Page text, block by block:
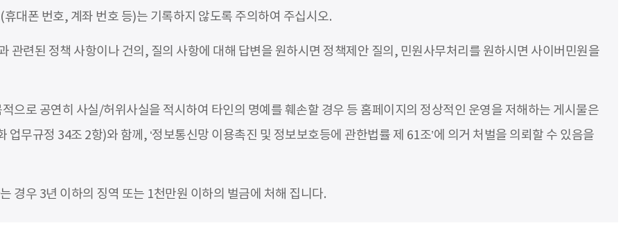
대폰 번호, 계좌 번호 등)는 기록하지 않도록 주의하여 주십시오.
관련된 정책 사항이나 건의, 질의 사항에 대해 답변을 원하시면 정책제안 질의, 민원사무처리를 원하시면 사이버민원을
으로 공연히 사실/허위사실을 적시하여 타인의 명예를 훼손할 경우 등 홈페이지의 정상적인 운영을 저해하는 게시물은
무규정 34조 2항)와 함께, ‘정보통신망 이용촉진 및 정보보호등에 관한법률 제 61조’에 의거 처벌을 의뢰할 수 있음을
경우 3년 이하의 징역 또는 1천만원 이하의 벌금에 처해 집니다.